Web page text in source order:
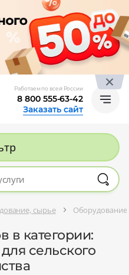
Работаем по всей России
8 800 555-63-42
Заказать сайт
сырье Оборудование
в категории:
сельского